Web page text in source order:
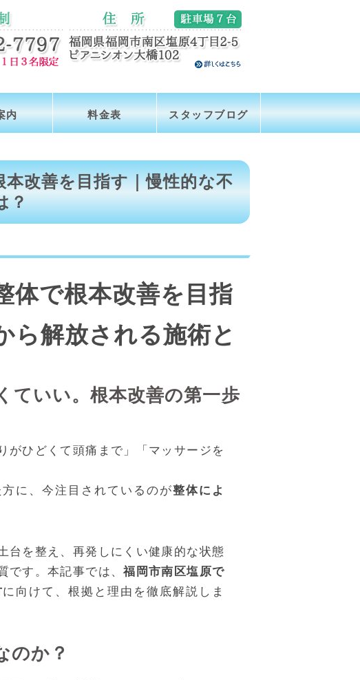
内 料金表 スタッフブログ
改善を目指す｜慢性的な不
？
体で根本改善を目指
ら解放される施術と
ていい。根本改善の第一歩
がひどくて頭痛まで」「マッサージを
に、今注目されているのが整体によ
台を整え、再発しにくい健康的な状態
です。本記事では、福岡市南区塩原で
に向けて、根拠と理由を徹底解説しま
のか？